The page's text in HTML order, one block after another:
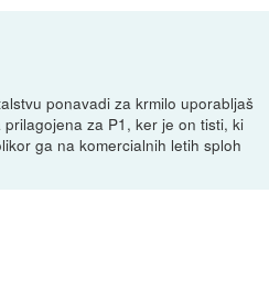
ponavadi za krmilo uporabljaš
za P1, ker je on tisti, ki
ga na komercialnih letih sploh